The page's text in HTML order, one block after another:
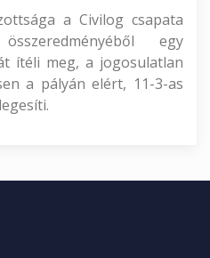
a Civilog csapata
egy
ítéli meg, a jogosulatlan
a pályán elért, 11-3-as